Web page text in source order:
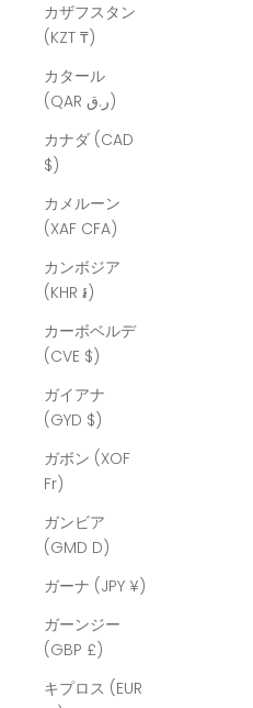
カザフスタン
(KZT ₸)
カタール
(QAR ر.ق)
カナダ (CAD
$)
カメルーン
(XAF CFA)
カンボジア
(KHR ៛)
カーボベルデ
(CVE $)
ガイアナ
(GYD $)
ガボン (XOF
Fr)
ガンビア
(GMD D)
ガーナ (JPY ¥)
ガーンジー
(GBP £)
キプロス (EUR